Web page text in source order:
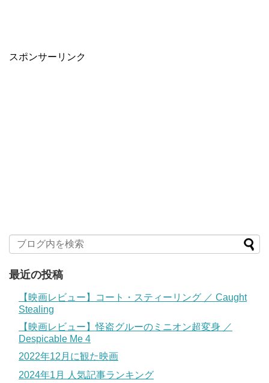
スポンサーリンク
最近の投稿
【映画レビュー】コート・スティーリング ／ Caught
Stealing
【映画レビュー】怪盗グルーのミニオン超変身 ／
Despicable Me 4
2022年12月に観た映画
2024年1月 人気記事ランキング